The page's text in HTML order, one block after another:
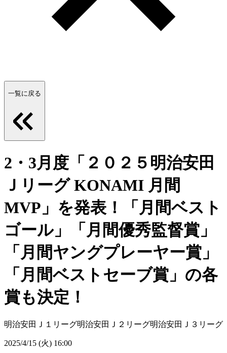
一覧に戻る
2・3月度「２０２５明治安田
Ｊリーグ KONAMI 月間
MVP」を発表！「月間ベスト
ゴール」「月間優秀監督賞」
「月間ヤングプレーヤー賞」
「月間ベストセーブ賞」の各
賞も決定！
明治安田Ｊ１リーグ明治安田Ｊ２リーグ明治安田Ｊ３リーグ
2025/4/15 (火) 16:00